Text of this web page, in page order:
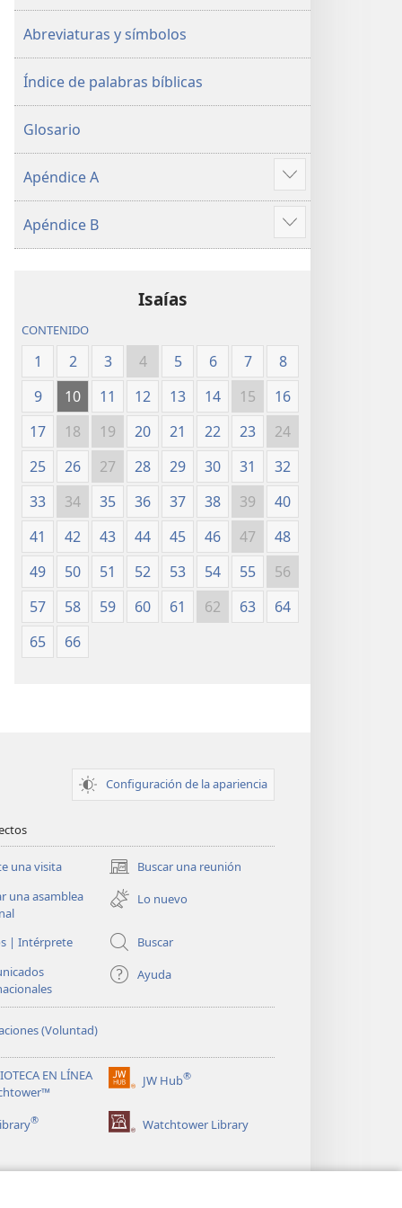
Abreviaturas y símbolos
Índice de palabras bíblicas
Glosario
Apéndice A
Mostrar
más
Apéndice B
Mostrar
más
Isaías
CONTENIDO
1 2 3 4 5 6 7
8
9
10 11 12 13 14 15
16
17
18 19 20 21 22 23
24
25
26 27 28 29 30 31
32
33
34 35 36 37 38 39
40
41
42 43 44 45 46 47
48
49
50 51 52 53 54 55
56
57
58 59 60 61 62 63
64
65
66
Configuración de la apariencia
una visita Buscar una reunión
(abre
una
nueva
una asamblea
Lo nuevo
| Intérprete
Buscar
Ayuda
(Voluntad)
EN LÍNEA
JW Hub®
(abre
nueva
® Watchtower Library